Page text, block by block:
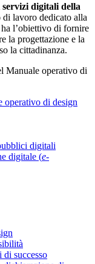
digitali della
di lavoro dedicato alla
l’obiettivo di fornire
la progettazione e la
la cittadinanza.
Manuale operativo di
operativo di design
digitali
digitale (e-
di successo